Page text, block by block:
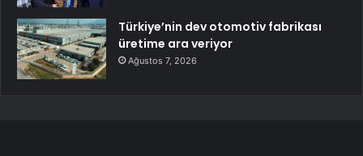
Türkiye’nin dev otomotiv fabrikası
üretime ara veriyor
Ağustos 7, 2026